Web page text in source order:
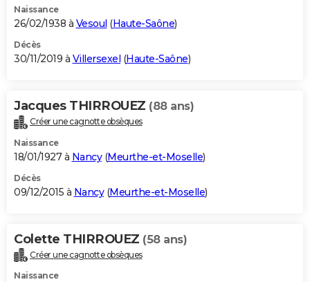
Naissance
26/02/1938 à Vesoul (Haute-Saône)
Décès
30/11/2019 à Villersexel (Haute-Saône)
Jacques THIRROUEZ (88 ans)
Créer une cagnotte obsèques
Naissance
18/01/1927 à Nancy(Meurthe-et-Moselle)
Décès
09/12/2015 à Nancy(Meurthe-et-Moselle)
Colette THIRROUEZ (58 ans)
Créer une cagnotte obsèques
Naissance